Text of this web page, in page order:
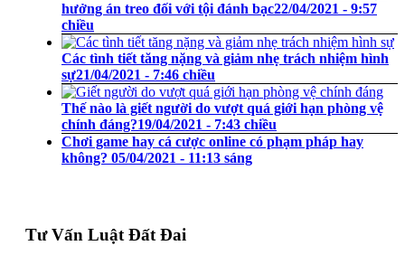
hưởng án treo đối với tội đánh bạc22/04/2021 - 9:57
chiều
Các tình tiết tăng nặng và giảm nhẹ trách nhiệm hình
sự21/04/2021 - 7:46 chiều
Thế nào là giết người do vượt quá giới hạn phòng vệ
chính đáng?19/04/2021 - 7:43 chiều
Chơi game hay cá cược online có phạm pháp hay
không? 05/04/2021 - 11:13 sáng
Tư Vấn Luật Đất Đai